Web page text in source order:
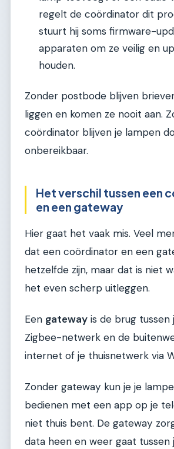
regelt de coördinator dit
stuurt hij soms firmware-
apparaten om ze veilig en
houden.
Zonder postbode blijven
liggen en komen ze nooit aan.
coördinator blijven je lampen
onbereikbaar.
Het verschil tussen een
en een gateway
Hier gaat het vaak mis. Veel
dat een coördinator en een
hetzelfde zijn, maar dat is niet
het even scherp uitleggen.
Een gateway is de brug tussen
Zigbee-netwerk en de
internet of je thuisnetwerk via
Zonder gateway kun je je
bedienen met een app op je
niet thuis bent. De gateway
data heen en weer gaat tussen